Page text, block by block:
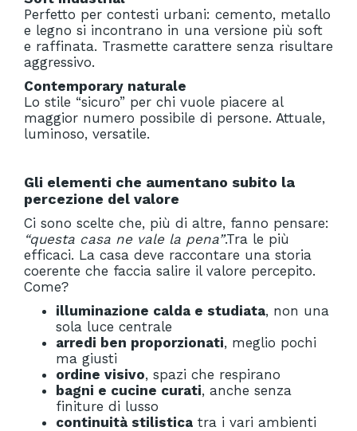
Perfetto per contesti urbani: cemento, metallo
e legno si incontrano in una versione più soft
e raffinata. Trasmette carattere senza risultare
aggressivo.
Contemporary naturale
Lo stile “sicuro” per chi vuole piacere al
maggior numero possibile di persone. Attuale,
luminoso, versatile.
Gli elementi che aumentano subito la
percezione del valore
Ci sono scelte che, più di altre, fanno pensare:
“questa casa ne vale la pena”.Tra le più
efficaci. La casa deve raccontare una storia
coerente che faccia salire il valore percepito.
Come?
illuminazione calda e studiata, non una
sola luce centrale
arredi ben proporzionati, meglio pochi
ma giusti
ordine visivo, spazi che respirano
bagni e cucine curati, anche senza
finiture di lusso
continuità stilistica tra i vari ambienti